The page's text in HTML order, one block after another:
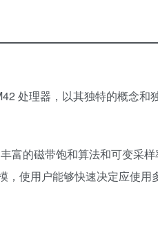
处理器，以其独特的概念和
富的磁带饱和算法和可变采样
，使用户能够快速决定应使用